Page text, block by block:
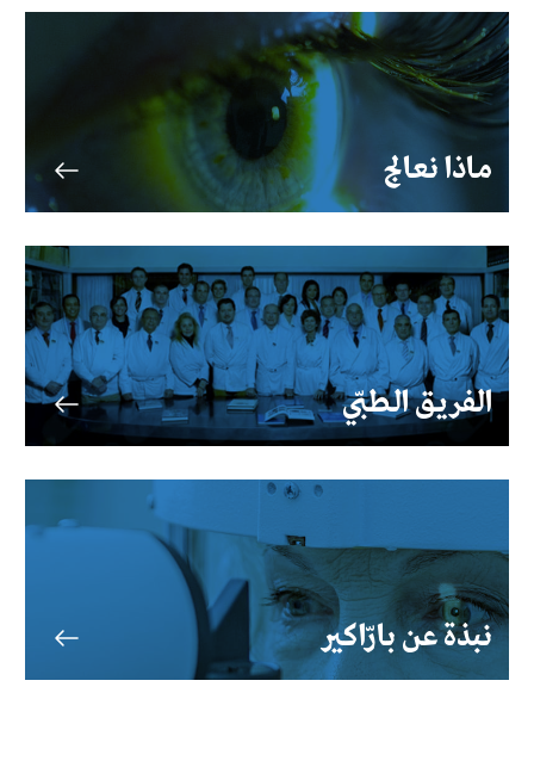
ماذا نعالج
الفريق الطبّي
نبذة عن بارّاكير